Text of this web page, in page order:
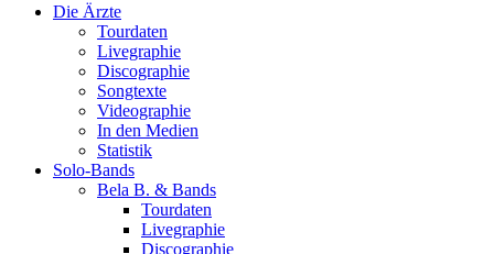
Die Ärzte
Tourdaten
Livegraphie
Discographie
Songtexte
Videographie
In den Medien
Statistik
Solo-Bands
Bela B. & Bands
Tourdaten
Livegraphie
Discographie